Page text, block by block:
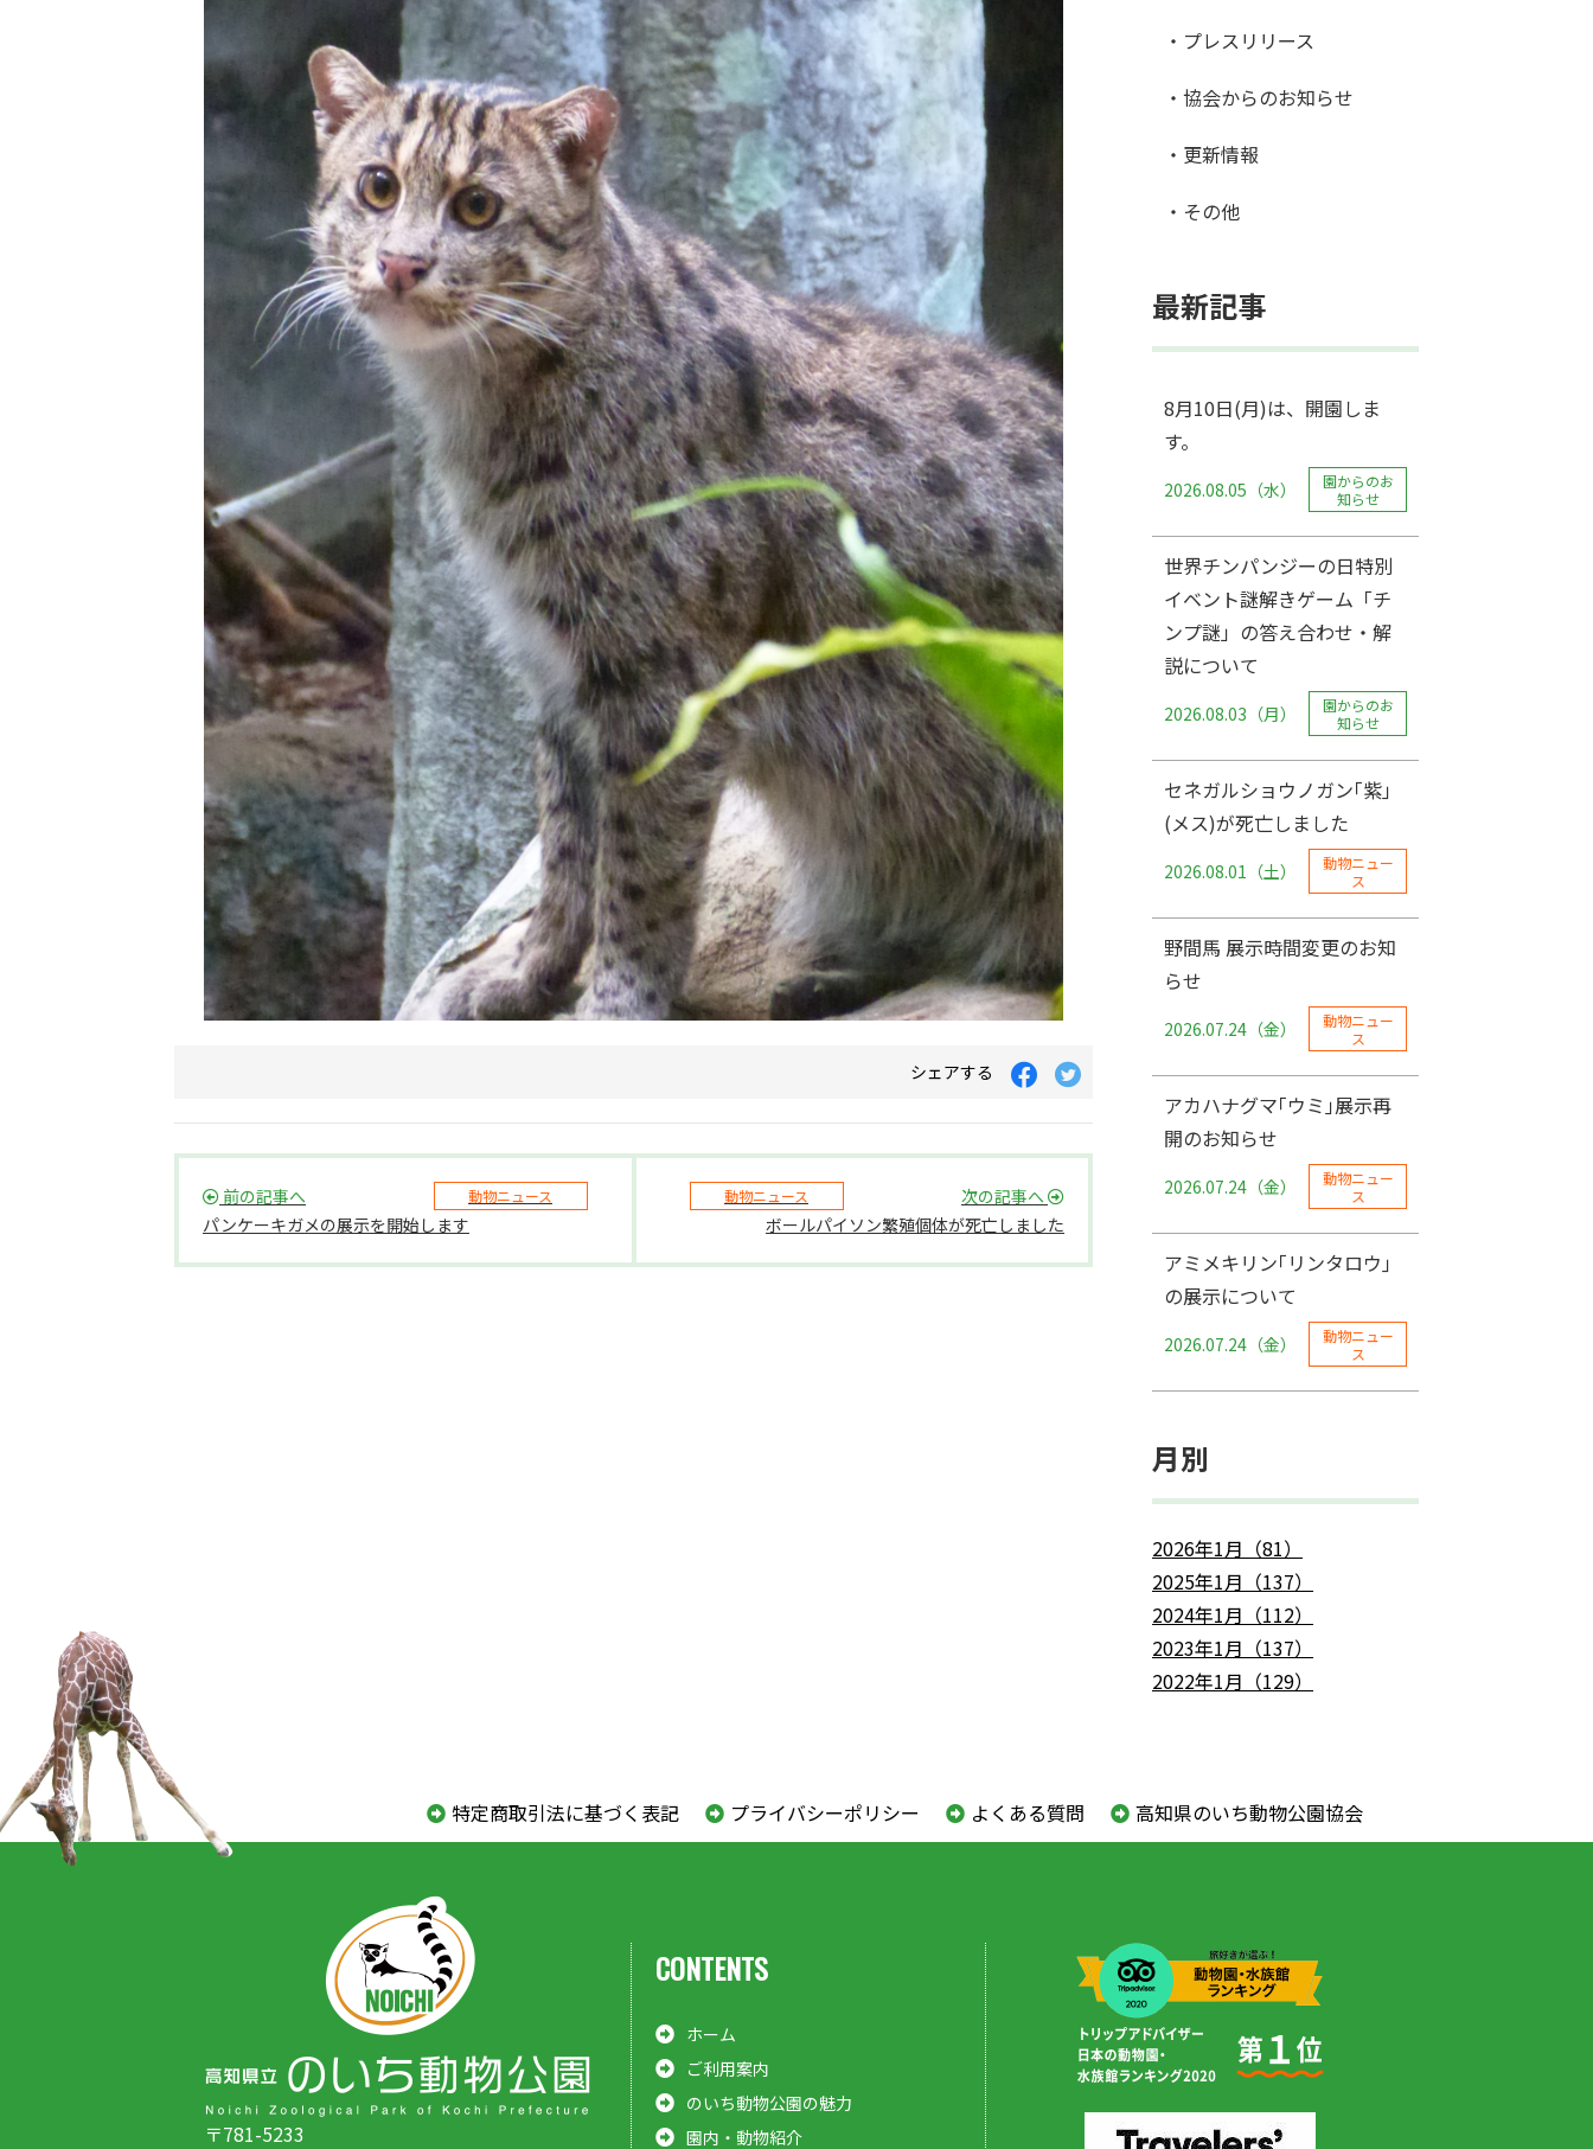
シェアする
前の記事へ 動物ニュース
パンケーキガメの展示を開始します
動物ニュース
次の記事へ
ボールパイソン繁殖個体が死亡しました
・プレスリリース
・協会からのお知らせ
・更新情報
・その他
最新記事
8月10日(月)は、開園しま
す。
2026.08.05（水）
園からのお
知らせ
世界チンパンジーの日特別
イベント謎解きゲーム「チ
ンプ謎」の答え合わせ・解
説について
2026.08.03（月）
園からのお
知らせ
セネガルショウノガン｢紫｣
(メス)が死亡しました
2026.08.01（土）
動物ニュー
ス
野間馬 展示時間変更のお知
らせ
2026.07.24（金）
動物ニュー
ス
アカハナグマ｢ウミ｣展示再
開のお知らせ
2026.07.24（金）
動物ニュー
ス
アミメキリン｢リンタロウ｣
の展示について
2026.07.24（金）
動物ニュー
ス
月別
2026年1月（81）
2025年1月（137）
2024年1月（112）
2023年1月（137）
2022年1月（129）
特定商取引法に基づく表記 プライバシーポリシー よくある質問 高知県のいち動物公園協会
〒781-5233
CONTENTS
ホーム
ご利用案内
のいち動物公園の魅力
園内・動物紹介